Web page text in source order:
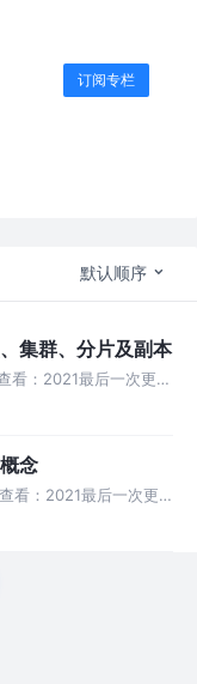
订阅专栏
默认顺序
集群、分片及副本
看：2021最后一次更文
服务可用性 - 允许有
念
看：2021最后一次更
）